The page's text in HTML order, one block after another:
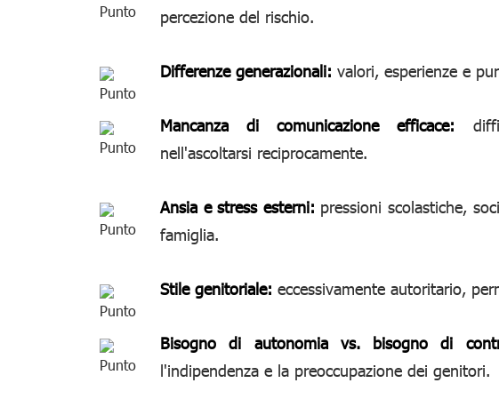
percezione del rischio.
Differenze generazionali: valori, esperienze e
Mancanza di comunicazione efficace:
nell'ascoltarsi reciprocamente.
Ansia e stress esterni: pressioni scolastiche,
famiglia.
Stile genitoriale: eccessivamente autoritario,
Bisogno di autonomia vs. bisogno di
l'indipendenza e la preoccupazione dei genitori.